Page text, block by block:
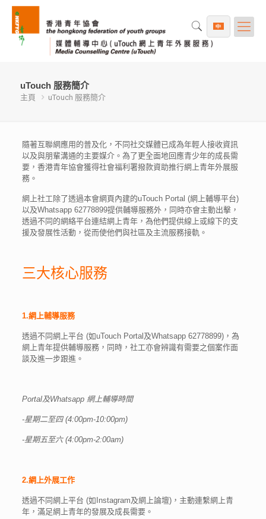
uTouch 服務簡介
主頁 uTouch 服務簡介
隨著互聯網應用的普及化，不同社交媒體已成為年輕人接收資訊
以及與朋輩溝通的主要媒介。為了更全面地回應青少年的成長需
要，香港青年協會獲得社會福利署撥款資助推行網上青年外展服
務。
網上社工除了透過本會網頁內建的uTouch Portal (網上輔導平台)
以及Whatsapp 62778899提供輔導服務外，同時亦會主動出擊，
透過不同的網絡平台連結網上青年，為他們提供線上或線下的支
援及發展性活動，從而使他們與社區及主流服務接軌。
三大核心服務
1.網上輔導服務
透過不同網上平台 (如uTouch Portal及Whatsapp 62778899)，為
網上青年提供輔導服務，同時，社工亦會辨識有需要之個案作面
談及進一步跟進。
Portal及Whatsapp 網上輔導時間
-星期二至四 (4:00pm-10:00pm)
-星期五至六 (4:00pm-2:00am)
2.網上外展工作
透過不同網上平台 (如Instagram及網上論壇)，主動連繫網上青
年，滿足網上青年的發展及成長需要。